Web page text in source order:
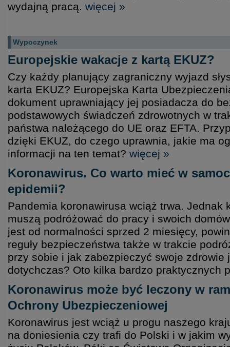
wydajną pracą. więcej »
Wypoczynek
Europejskie wakacje z kartą EKUZ?
Czy każdy planujący zagraniczny wyjazd
karta EKUZ? Europejska Karta
dokument uprawniający jej posiadacza do
podstawowych świadczeń zdrowotnych w
państwa należącego do UE oraz EFTA.
dzięki EKUZ, do czego uprawnia, jakie ma
informacji na ten temat? więcej »
Koronawirus. Co warto mieć w
epidemii?
Pandemia koronawirusa wciąż trwa. Jednak
muszą podróżować do pracy i swoich
jest od normalności sprzed 2 miesięcy,
reguły bezpieczeństwa także w trakcie
przy sobie i jak zabezpieczyć swoje zdrowie
dotychczas? Oto kilka bardzo praktycznych
Koronawirus może być leczony w
Ochrony Ubezpieczeniowej
Koronawirus jest wciąż u progu naszego
na doniesienia czy trafi do Polski i w jakim